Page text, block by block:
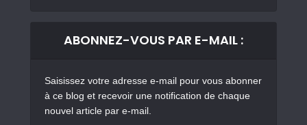
ABONNEZ-VOUS PAR E-MAIL :
Saisissez votre adresse e-mail pour vous abonner
à ce blog et recevoir une notification de chaque
nouvel article par e-mail.